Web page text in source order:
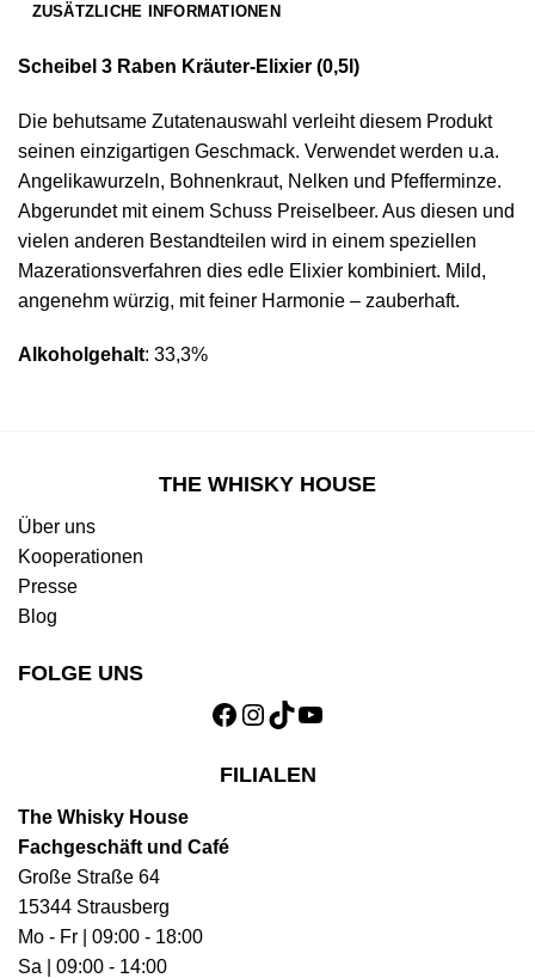
ZUSÄTZLICHE INFORMATIONEN
Scheibel 3 Raben Kräuter-Elixier (0,5l)
Die behutsame Zutatenauswahl verleiht diesem Produkt
seinen einzigartigen Geschmack. Verwendet werden u.a.
Angelikawurzeln, Bohnenkraut, Nelken und Pfefferminze.
Abgerundet mit einem Schuss Preiselbeer. Aus diesen und
vielen anderen Bestandteilen wird in einem speziellen
Mazerationsverfahren dies edle Elixier kombiniert. Mild,
angenehm würzig, mit feiner Harmonie – zauberhaft.
Alkoholgehalt: 33,3%
THE WHISKY HOUSE
Über uns
Kooperationen
Presse
Blog
FOLGE UNS
Facebook
Instagram
TikTokYouTube
FILIALEN
The Whisky House
Fachgeschäft und Café
Große Straße 64
15344 Strausberg
Mo - Fr | 09:00 - 18:00
Sa | 09:00 - 14:00